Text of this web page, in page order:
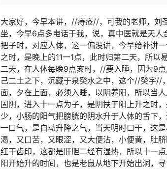
大家好，今早本讲，//痔疮//，可我的老师，刘
坐，今早6点多电话于我，说，真中医就是天
把子时，对应人体，这一偏没讲，今早给补讲
之时，是晚上的11一1点，此时归第二天，所
二天，在人体每晚9点亥时，//要入睡，因为9
己二土之下，沉藏于泉癸水之中，这个//癸字
面，夕在上面，必须入睡，以阴养阳，所以当
固阴，进入十一点为子，是阴扶于阳上升之时
少，小肠的阳气把膀胱的阴水升于人体的舌下
一口气，是自动升降之气，当天明时口干，这
渴，又口苦，又眼涩，又大便沾，小便黄，肚
红干齿印，这都是肝胆二经有湿热，所以十一
阳开始升的时间，也是老鼠从地下开始出洞，